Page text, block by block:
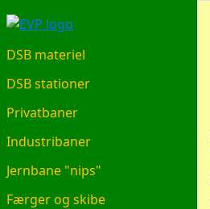
EVP.DK
DSB materiel
DSB stationer
Privatbaner
Industribaner
Jernbane "nips"
Færger og skibe